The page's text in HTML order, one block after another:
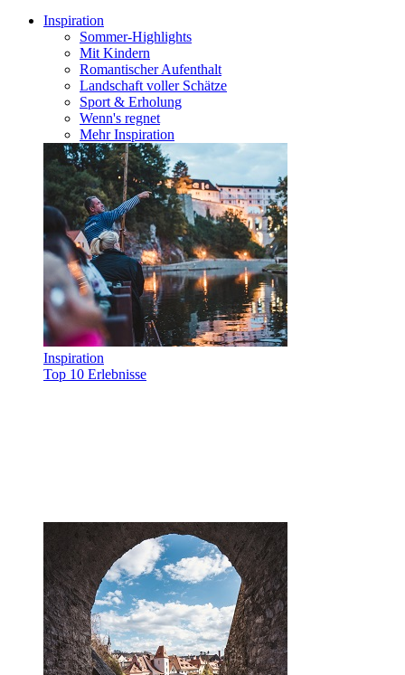
Inspiration
Sommer-Highlights
Mit Kindern
Romantischer Aufenthalt
Landschaft voller Schätze
Sport & Erholung
Wenn's regnet
Mehr Inspiration
Inspiration
Top 10 Erlebnisse